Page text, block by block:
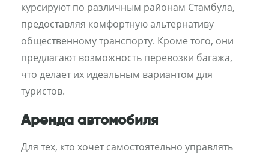
курсируют по различным районам Стамбула,
предоставляя комфортную альтернативу
общественному транспорту. Кроме того, они
предлагают возможность перевозки багажа,
что делает их идеальным вариантом для
туристов.
Аренда автомобиля
Для тех, кто хочет самостоятельно управлять